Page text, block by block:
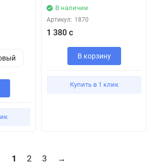
В наличии
Артикул: 1870
1 380 с
В корзину
Купить в 1 клик
1 2 3 →